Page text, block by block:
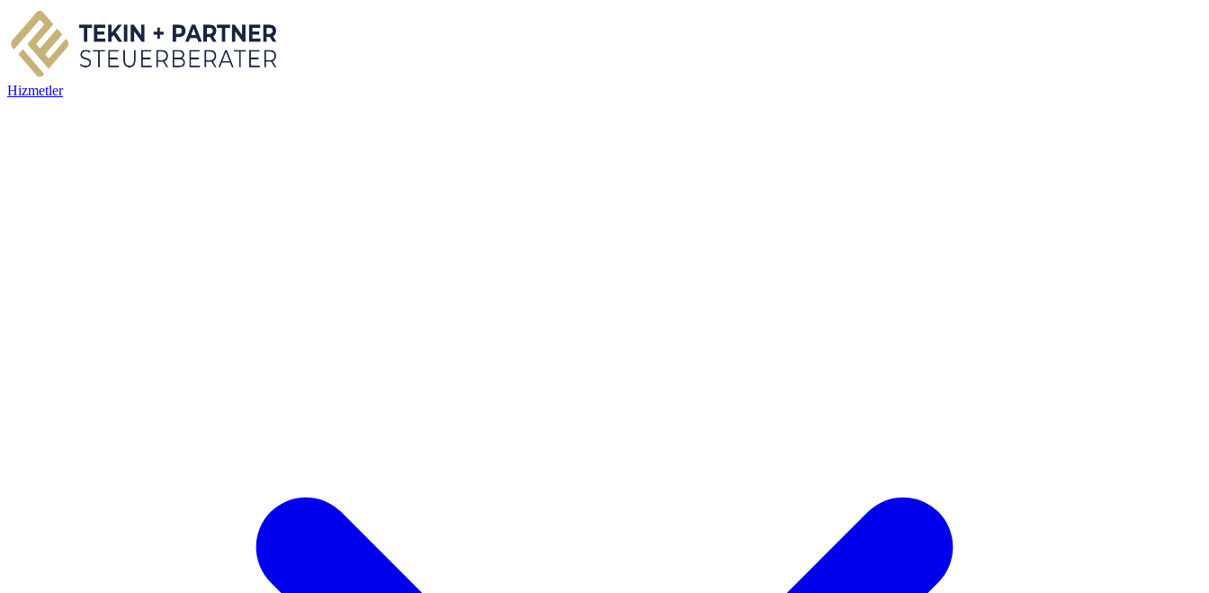
Hizmetler